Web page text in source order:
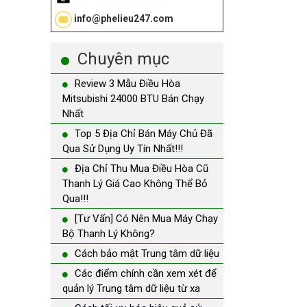
info@phelieu247.com
Chuyên mục
Review 3 Mẫu Điều Hòa
Mitsubishi 24000 BTU Bán Chạy
Nhất
Top 5 Địa Chỉ Bán Máy Chủ Đã
Qua Sử Dụng Uy Tín Nhất!!!
Địa Chỉ Thu Mua Điều Hòa Cũ
Thanh Lý Giá Cao Không Thể Bỏ
Qua!!!
[Tư Vấn] Có Nên Mua Máy Chạy
Bộ Thanh Lý Không?
Cách bảo mật Trung tâm dữ liệu
Các điểm chính cần xem xét để
quản lý Trung tâm dữ liệu từ xa